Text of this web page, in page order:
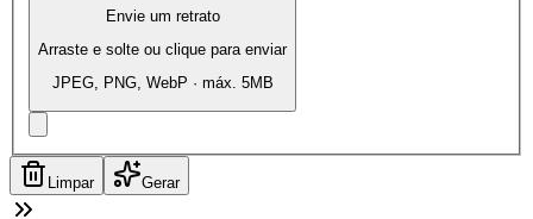
Envie um retrato
Arraste e solte ou clique para enviar
JPEG, PNG, WebP · máx. 5MB
Limpar Gerar